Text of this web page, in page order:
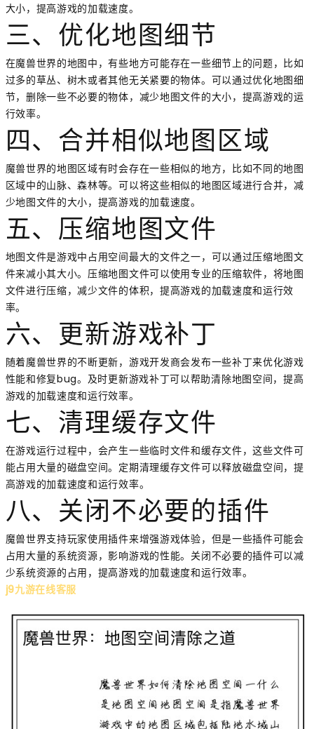
大小，提高游戏的加载速度。
三、优化地图细节
在魔兽世界的地图中，有些地方可能存在一些细节上的问题，比如
过多的草丛、树木或者其他无关紧要的物体。可以通过优化地图细
节，删除一些不必要的物体，减少地图文件的大小，提高游戏的运
行效率。
四、合并相似地图区域
魔兽世界的地图区域有时会存在一些相似的地方，比如不同的地图
区域中的山脉、森林等。可以将这些相似的地图区域进行合并，减
少地图文件的大小，提高游戏的加载速度。
五、压缩地图文件
地图文件是游戏中占用空间最大的文件之一，可以通过压缩地图文
件来减小其大小。压缩地图文件可以使用专业的压缩软件，将地图
文件进行压缩，减少文件的体积，提高游戏的加载速度和运行效
率。
六、更新游戏补丁
随着魔兽世界的不断更新，游戏开发商会发布一些补丁来优化游戏
性能和修复bug。及时更新游戏补丁可以帮助清除地图空间，提高
游戏的加载速度和运行效率。
七、清理缓存文件
在游戏运行过程中，会产生一些临时文件和缓存文件，这些文件可
能占用大量的磁盘空间。定期清理缓存文件可以释放磁盘空间，提
高游戏的加载速度和运行效率。
八、关闭不必要的插件
魔兽世界支持玩家使用插件来增强游戏体验，但是一些插件可能会
占用大量的系统资源，影响游戏的性能。关闭不必要的插件可以减
少系统资源的占用，提高游戏的加载速度和运行效率。
j9九游在线客服